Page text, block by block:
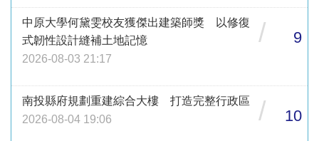
中原大學何黛雯校友獲傑出建築師獎 以修復
式韌性設計縫補土地記憶
2026-08-03 21:17
/ 9
南投縣府規劃重建綜合大樓 打造完整行政區
2026-08-04 19:06
/ 10